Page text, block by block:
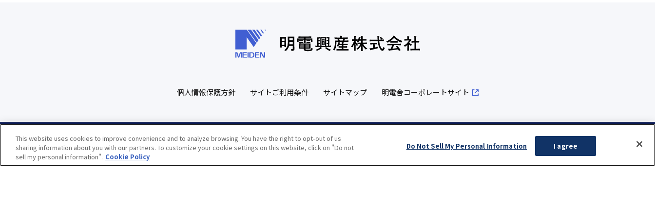
個人情報保護方針 サイトご利用条件 サイトマップ 明電舎コーポレートサイト
Copyright(c) MEIDEN KOHSAN CO.,LTD. All Rights Reserved.
This website uses cookies to improve convenience and to analyze browsing. You have the right to opt-out of us
sharing information about you with our partners. To customize your cookie settings on this website, click on "Do not
sell my personal information". Cookie Policy
Do Not Sell My Personal Information I agree